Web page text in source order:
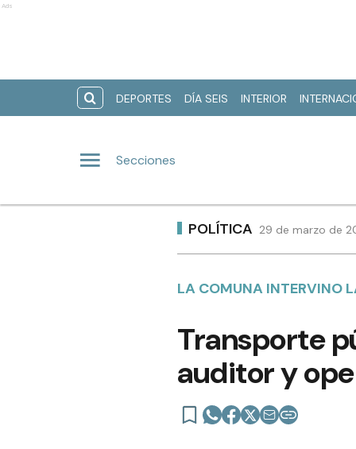
Ads
DEPORTES DÍA SEIS INTERIOR
Secciones
POLÍTICA 29 de marzo de
LA COMUNA INTERVINO
Transporte
auditor y